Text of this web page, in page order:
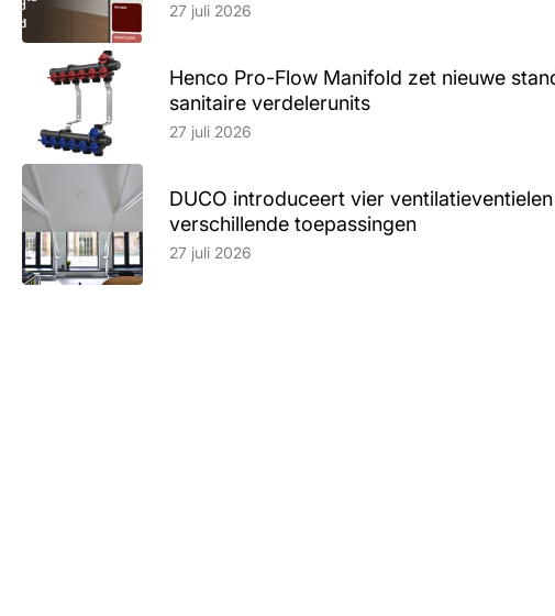
27 juli 2026
Henco Pro-Flow Manifold zet nieuwe
sanitaire verdelerunits
Lees artikel
27 juli 2026
DUCO introduceert vier
verschillende toepassingen
Lees artikel
27 juli 2026